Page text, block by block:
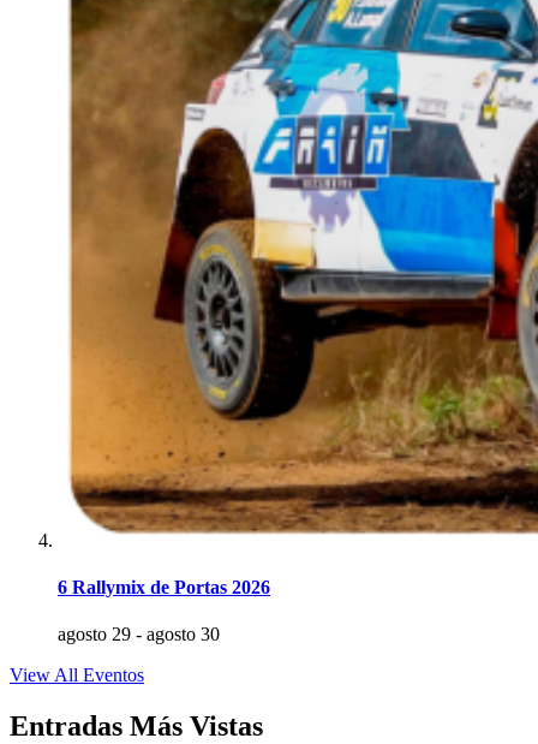
6 Rallymix de Portas 2026
agosto 29 - agosto 30
View All Eventos
Entradas Más Vistas